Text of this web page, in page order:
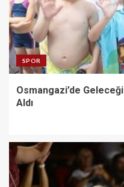
SPOR
Osmangazi’de
Aldı